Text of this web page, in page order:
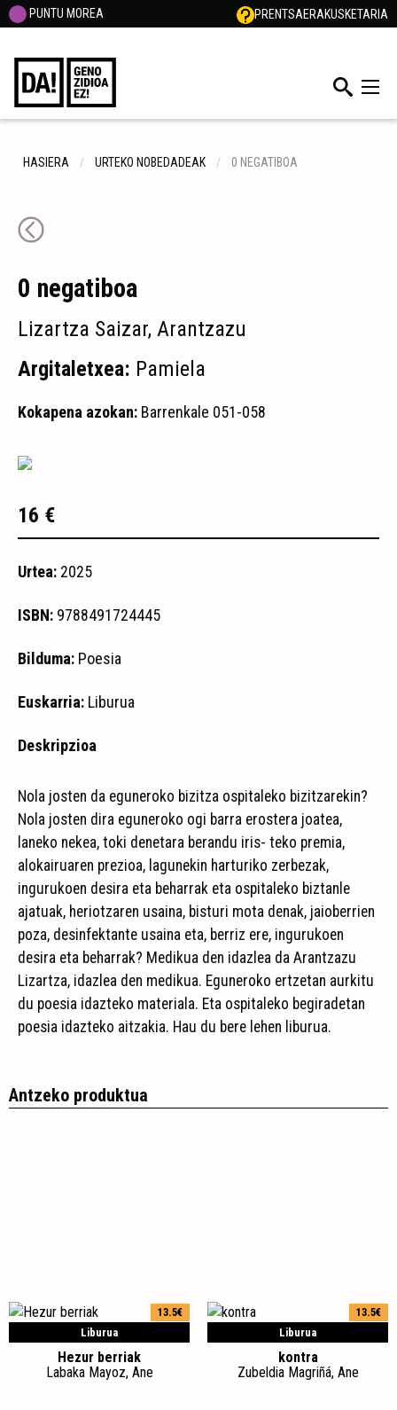
PUNTU MOREA PRENTSAERAKUSKETARIA
HASIERA URTEKO NOBEDADEAK 0 NEGATIBOA
0 negatiboa
Lizartza Saizar, Arantzazu
Argitaletxea: Pamiela
Kokapena azokan: Barrenkale 051-058
16 €
Urtea: 2025
ISBN: 9788491724445
Bilduma: Poesia
Euskarria: Liburua
Deskripzioa
Nola josten da eguneroko bizitza ospitaleko bizitzarekin?
Nola josten dira eguneroko ogi barra erostera joatea,
laneko nekea, toki denetara berandu iris- teko premia,
alokairuaren prezioa, lagunekin harturiko zerbezak,
ingurukoen desira eta beharrak eta ospitaleko biztanle
ajatuak, heriotzaren usaina, bisturi mota denak, jaioberrien
poza, desinfektante usaina eta, berriz ere, ingurukoen
desira eta beharrak? Medikua den idazlea da Arantzazu
Lizartza, idazlea den medikua. Eguneroko ertzetan aurkitu
du poesia idazteko materiala. Eta ospitaleko begiradetan
poesia idazteko aitzakia. Hau du bere lehen liburua.
Antzeko produktua
Liburua
13.5€
Hezur berriak
Labaka Mayoz, Ane
Liburua
13.5€
kontra
Zubeldia Magriñá, Ane